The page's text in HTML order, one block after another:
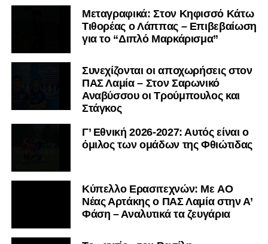
Μεταγραφικά: Στον Κηφισσό Κάτω
Τιθορέας ο Λάππας – Επιβεβαίωση
για το “Διπλό Μαρκάρισμα”
Συνεχίζονται οι αποχωρήσεις στον
ΠΑΣ Λαμία – Στον Σαρωνικό
Αναβύσσου οι Τρούμπουλος και
Στάγκος
Γ’ Εθνική 2026-2027: Αυτός είναι ο
όμιλος των ομάδων της Φθιώτιδας
Kύπελλο Ερασιτεχνών: Με AO
Nέας Αρτάκης ο ΠΑΣ Λαμία στην Α’
Φάση – Αναλυτικά τα ζευγάρια